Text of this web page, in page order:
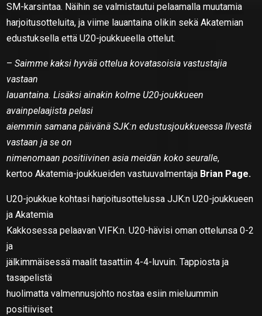
SM-karsintaa. Näihin se valmistautui pelaamalla muutamia
harjoitusotteluita, ja viime lauantaina olikin sekä Akatemian
edustuksella että U20-joukkueella ottelut.
–Saimme kaksi hyvää ottelua kovatasoisia vastustajia
vastaan
lauantaina. Lisäksi ainakin kolme U20-joukkueen
avainpelaajista pelasi
aiemmin samana päivänä SJK:n edustusjoukkueessa Ilvestä
vastaan ja se on
nimenomaan positiivinen asia meidän koko seuralle,
kertoo Akatemia-joukkueiden vastuuvalmentaja Brian Page.
U20-joukkue kohtasi harjoitusottelussa JJK:n U20-joukkueen
ja Akatemia
Kakkosessa pelaavan VIFK:n. U20-hävisi oman ottelunsa 0-2
ja
jälkimmäisessä maalit tasattiin 4-4-luvuin. Tappiosta ja
tasapelistä
huolimatta valmennusjohto nostaa esiin mieluummin
positiiviset